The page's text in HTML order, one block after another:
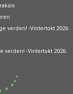
verden! -Vintertokt 2026:
verden! -Vintertokt 2026: